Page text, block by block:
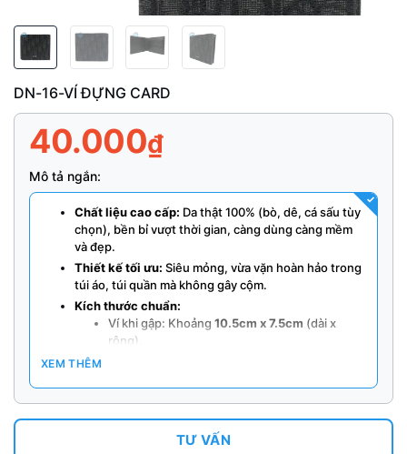
DN-16-VÍ ĐỰNG CARD
40.000₫
Mô tả ngắn:
Chất liệu cao cấp: Da thật 100% (bò, dê, cá sấu tùy
chọn), bền bỉ vượt thời gian, càng dùng càng mềm
và đẹp.
Thiết kế tối ưu: Siêu mỏng, vừa vặn hoàn hảo trong
túi áo, túi quần mà không gây cộm.
Kích thước chuẩn:
Ví khi gập: Khoảng 10.5cm x 7.5cm (dài x
rộng).
Có thể có ngăn nhỏ đựng tiền mặt gấp gọn.
XEM THÊM
TƯ VẤN